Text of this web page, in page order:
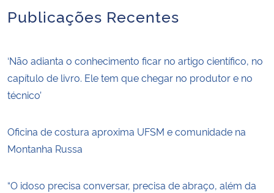
Publicações Recentes
‘Não adianta o conhecimento ficar no artigo científico, no
capítulo de livro. Ele tem que chegar no produtor e no
técnico’
Oficina de costura aproxima UFSM e comunidade na
Montanha Russa
“O idoso precisa conversar, precisa de abraço, além da